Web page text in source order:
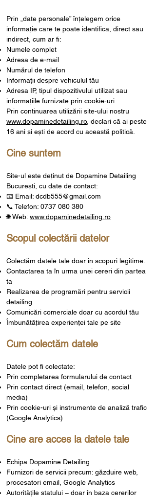
Prin „date personale” înțelegem orice
informație care te poate identifica, direct sau
indirect, cum ar fi:
Numele complet
Adresa de e-mail
Numărul de telefon
Informații despre vehiculul tău
Adresa IP, tipul dispozitivului utilizat sau
informațiile furnizate prin cookie-uri
Prin continuarea utilizării site-ului nostru
www.dopaminedetailing.ro, declari că ai peste
16 ani și ești de acord cu această politică.
Cine suntem
Site-ul este deținut de Dopamine Detailing
București, cu date de contact:
📧 Email: dcdb555@gmail.com
📞 Telefon: 0737 080 380
🌐 Web: www.dopaminedetailing.ro
Scopul colectării datelor
Colectăm datele tale doar în scopuri legitime:
Contactarea ta în urma unei cereri din partea
ta
Realizarea de programări pentru servicii
detailing
Comunicări comerciale doar cu acordul tău
Îmbunătățirea experienței tale pe site
Cum colectăm datele
Datele pot fi colectate:
Prin completarea formularului de contact
Prin contact direct (email, telefon, social
media)
Prin cookie-uri și instrumente de analiză trafic
(Google Analytics)
Cine are acces la datele tale
Echipa Dopamine Detailing
Furnizori de servicii precum: găzduire web,
procesatori email, Google Analytics
Autoritățile statului – doar în baza cererilor